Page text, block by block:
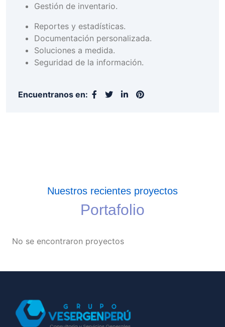
Gestión de inventario.
Reportes y estadísticas.
Documentación personalizada.
Soluciones a medida.
Seguridad de la información.
Encuentranos en:
Nuestros recientes proyectos
Portafolio
No se encontraron proyectos